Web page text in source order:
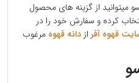
میتوانید از گزینه های محصول
کرده و سفارش خود را در
قهوه آفر از دانه قهوه مرغوب